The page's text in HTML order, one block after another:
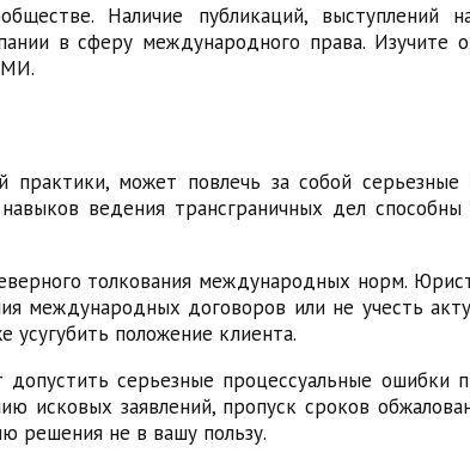
Наличие публикаций, выступлений
в сферу международного права. Изучите
может повлечь за собой серьезные
ведения трансграничных дел
толкования международных норм.
международных договоров или не учесть
положение клиента.
серьезные процессуальные ошибки
заявлений, пропуск сроков
решения не в вашу пользу.